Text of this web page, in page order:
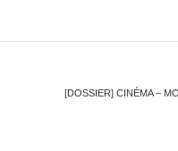
[DOSSIER] CINÉMA –